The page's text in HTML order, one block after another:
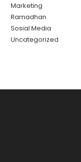
Marketing
Ramadhan
Sosial Media
Uncategorized